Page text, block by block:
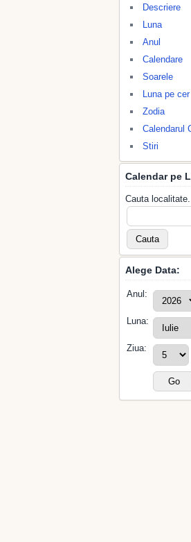
Descriere
Luna
Anul
Calendare
Soarele
Luna pe cer
Zodia
Calendarul
Stiri
Calendar pe
Cauta localitate.
Alege Data:
Anul:
Luna:
Ziua: